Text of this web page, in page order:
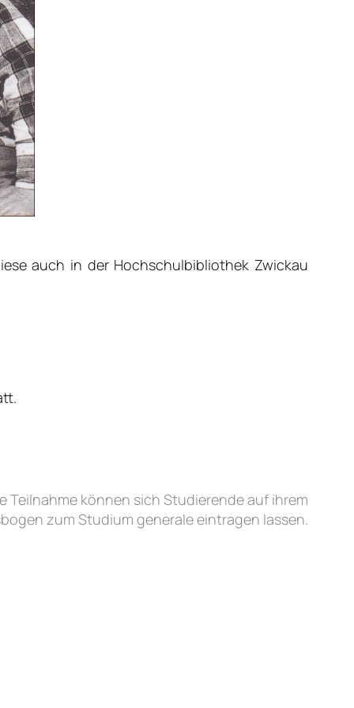
auch in der Hochschulbibliothek Zwickau
Teilnahme können sich Studierende auf ihrem
zum Studium generale eintragen lassen.